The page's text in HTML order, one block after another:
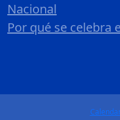
Nacional
Por qué se celebra